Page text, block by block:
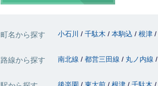
町名から探す 小石川 千駄木 本駒込 根津
路線から探す 南北線 都営三田線 丸ノ内線